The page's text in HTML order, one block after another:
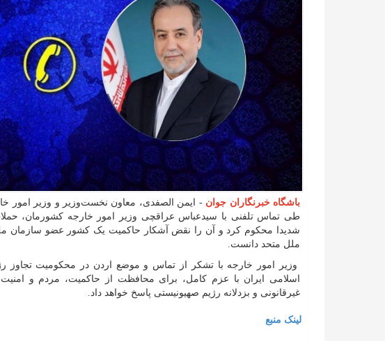
باشگاه خبرنگاران جوان
طی تماس تلفنی با سیدعباس عراقچی وزیر امور خارجه کشورمان،
شدیدا محکوم کرد و آن را نقض آشکار حاکمیت یک کشور عضو سازمان
ملل متحد دانست.
وزیر امور خارجه با تشکر از تماس و موضع اردن در محکومیت تجاوز
اسلامی ایران با عزم کامل، برای محافظت از حاکمیت، مردم و
غیرقانونی و بزدلانه رژیم صهیونیستی پاسخ خواهد داد.
لینک منبع